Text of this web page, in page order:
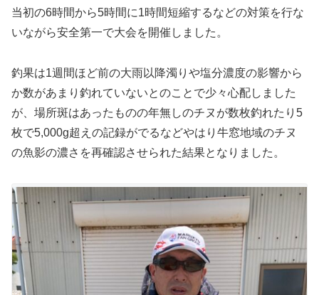
当初の6時間から5時間に1時間短縮するなどの対策を行な
いながら安全第一で大会を開催しました。
釣果は1週間ほど前の大雨以降濁りや塩分濃度の影響から
か数があまり釣れていないとのことで少々心配しました
が、場所斑はあったものの年無しのチヌが数枚釣れたり5
枚で5,000g超えの記録がでるなどやはり牛窓地域のチヌ
の魚影の濃さを再確認させられた結果となりました。